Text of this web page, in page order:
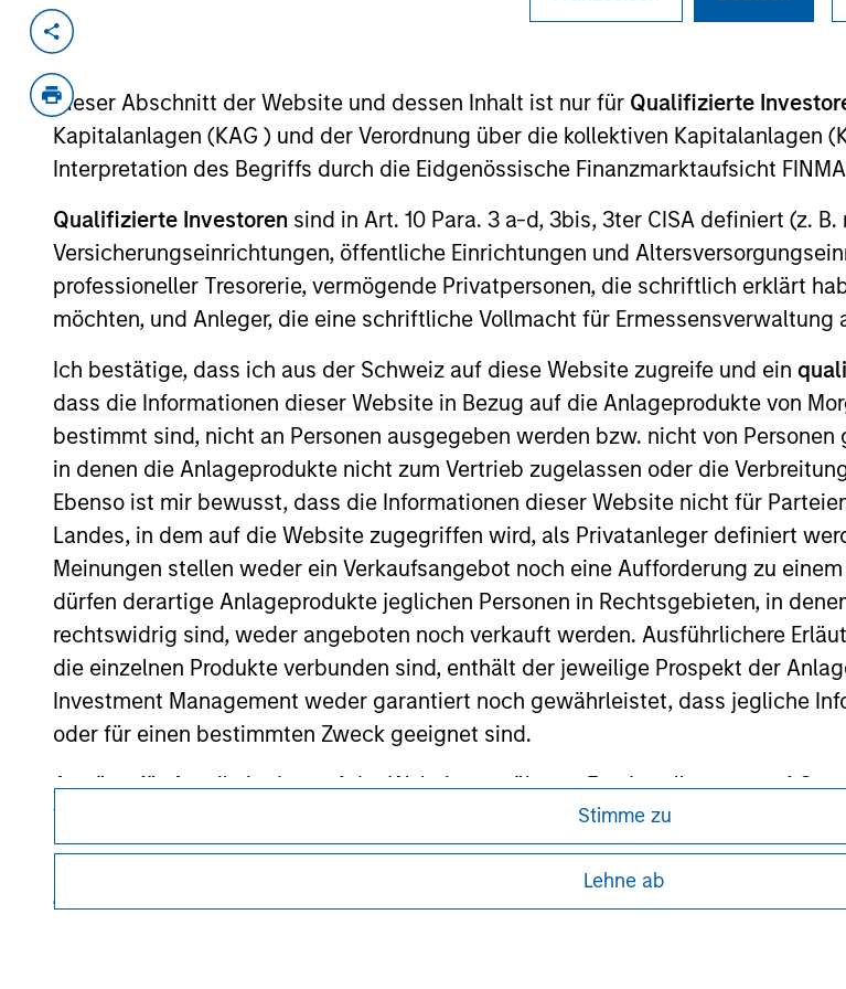
Dieser Abschnitt der Website und dessen Inhalt ist nur für Qualifizierte
Kapitalanlagen (KAG ) und der Verordnung über die kollektiven Kapitalanlagen
Interpretation des Begriffs durch die Eidgenössische Finanzmarktaufsicht
Qualifizierte Investoren sind in Art. 10 Para. 3 a-d, 3bis, 3ter CISA definiert (z.
Versicherungseinrichtungen, öffentliche Einrichtungen und
professioneller Tresorerie, vermögende Privatpersonen, die schriftlich erklärt
möchten, und Anleger, die eine schriftliche Vollmacht für Ermessensverwaltung
Ich bestätige, dass ich aus der Schweiz auf diese Website zugreife und ein
dass die Informationen dieser Website in Bezug auf die Anlageprodukte von
bestimmt sind, nicht an Personen ausgegeben werden bzw. nicht von
in denen die Anlageprodukte nicht zum Vertrieb zugelassen oder die
Ebenso ist mir bewusst, dass die Informationen dieser Website nicht für
Landes, in dem auf die Website zugegriffen wird, als Privatanleger definiert
Meinungen stellen weder ein Verkaufsangebot noch eine Aufforderung zu
dürfen derartige Anlageprodukte jeglichen Personen in Rechtsgebieten, in
rechtswidrig sind, weder angeboten noch verkauft werden. Ausführlichere
die einzelnen Produkte verbunden sind, enthält der jeweilige Prospekt der
Investment Management weder garantiert noch gewährleistet, dass jegliche
oder für einen bestimmten Zweck geeignet sind.
Anträge für Anteile in den auf der Website erwähnten Fonds sollten nur auf
Verkaufsprospekt, Jahres- und Halbjahresbericht enthalten sind
Die auf der Website dargelegten Informationen entsprechen nach bestem
(das hierbei alle angemessene Sorgfalt hat walten lassen) den Tatsachen und
Stimme zu
Lehne ab
BenefitMall provides online benefits and health insurance. Acquired by
Corporation (NYSE:ALD).
View Site
As of July 25, 2025. The above is provided for informational and educational
resulted in positive performance (for realized holdings), or will perform well in the
above are the property of their respective owners. The information on this website has
only as a convenience and the inclusion of any hyperlink is not and does not imply
monitoring by us of any information contained in any hyperlinked site. In no event
or your use of such site.
Morgan Stanley
Morgan Stanley Careers
Dieses Dokument ist ein Marketingdokument.
Nutzer müssen die Nutzungsbedingungen lesen und akzeptieren, da in diesen bestimmte gesetzliche
regulatorische Auflagen enthalten sind, die für die Verbreitung von Informationen zu den Anlageprodukten
von Morgan Stanley Investment Management gelten.